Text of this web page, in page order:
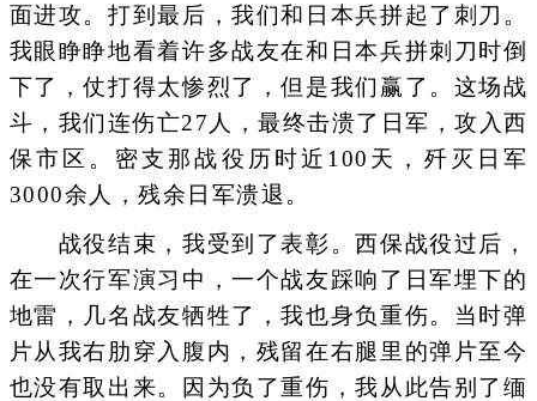
面进攻。打到最后，我们和日本兵拼起了刺刀。
我眼睁睁地看着许多战友在和日本兵拼刺刀时倒
下了，仗打得太惨烈了，但是我们赢了。这场战
斗，我们连伤亡27人，最终击溃了日军，攻入西
保市区。密支那战役历时近100天，歼灭日军
3000余人，残余日军溃退。
战役结束，我受到了表彰。西保战役过后，
在一次行军演习中，一个战友踩响了日军埋下的
地雷，几名战友牺牲了，我也身负重伤。当时弹
片从我右肋穿入腹内，残留在右腿里的弹片至今
也没有取出来。因为负了重伤，我从此告别了缅